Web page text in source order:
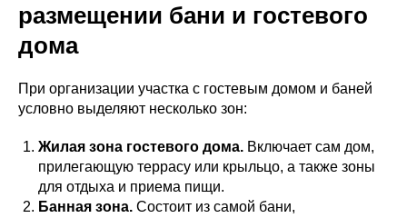
размещении бани и гостевого
дома
При организации участка с гостевым домом и баней
условно выделяют несколько зон:
Жилая зона гостевого дома. Включает сам дом,
прилегающую террасу или крыльцо, а также зоны
для отдыха и приема пищи.
Банная зона. Состоит из самой бани,